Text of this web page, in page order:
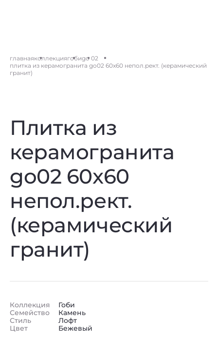
главнаяколлекциягобиgo 02
плитка из керамогранита go02 60x60 непол.рект. (керамический
гранит)
Плитка из
керамогранита
go02 60x60
непол.рект.
(керамический
гранит)
Коллекция
Семейство
Стиль
Цвет
Гоби
Камень
Лофт
Бежевый